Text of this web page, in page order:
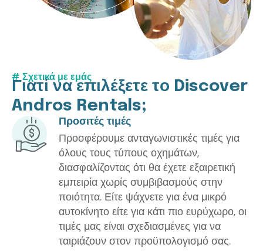
# Σχετικά με εμάς
Γιατί να επιλέξετε το Discover
Andros Rentals;
Προσιτές τιμές
Προσφέρουμε ανταγωνιστικές τιμές για
όλους τους τύπους οχημάτων,
διασφαλίζοντας ότι θα έχετε εξαιρετική
εμπειρία χωρίς συμβιβασμούς στην
ποιότητα. Είτε ψάχνετε για ένα μικρό
αυτοκίνητο είτε για κάτι πιο ευρύχωρο, οι
τιμές μας είναι σχεδιασμένες για να
ταιριάζουν στον προϋπολογισμό σας.